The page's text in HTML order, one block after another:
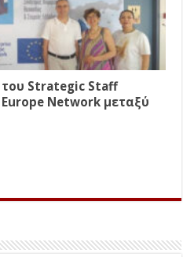
Strategic Staff
Network μεταξύ